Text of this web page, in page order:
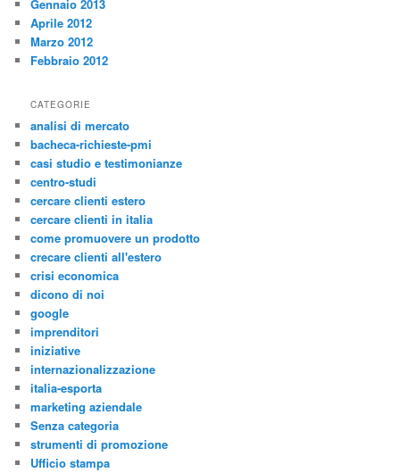
Gennaio 2013
Aprile 2012
Marzo 2012
Febbraio 2012
CATEGORIE
analisi di mercato
bacheca-richieste-pmi
casi studio e testimonianze
centro-studi
cercare clienti estero
cercare clienti in italia
come promuovere un prodotto
crecare clienti all'estero
crisi economica
dicono di noi
google
imprenditori
iniziative
internazionalizzazione
italia-esporta
marketing aziendale
Senza categoria
strumenti di promozione
Ufficio stampa